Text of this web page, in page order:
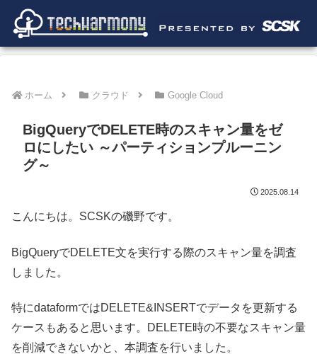
ホーム クラウド Google Cloud
BigQueryでDELETE時のスキャン量をゼ
ロにしたい ～パーティションプルーニン
グ～
2025.08.14
こんにちは。SCSKの磯野です。
BigQueryでDELETE文を実行する際のスキャン量を調査
しました。
特にdataformではDELETE&INSERTでデータを更新する
ケースもあると思います。DELETE時の不要なスキャン量
を削減できないかと、本調査を行いました。